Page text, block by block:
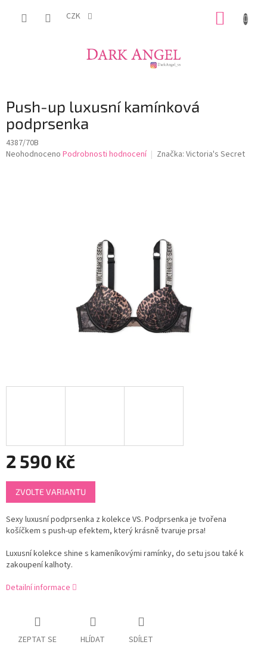
CZK
Push-up luxusní kamínková
podprsenka
4387/70B
Průměrné
Neohodnoceno Podrobnosti hodnocení Značka: Victoria's Secret
2 590 Kč
Měrná
cena:
ZVOLTE VARIANTU
Sexy luxusní podprsenka z kolekce VS. Podprsenka je tvořena
košíčkem s push-up efektem, který krásně tvaruje prsa!
Luxusní kolekce shine s kameníkovými ramínky, do setu jsou také k
zakoupení kalhoty.
Detailní informace
ZEPTAT SE HLÍDAT SDÍLET